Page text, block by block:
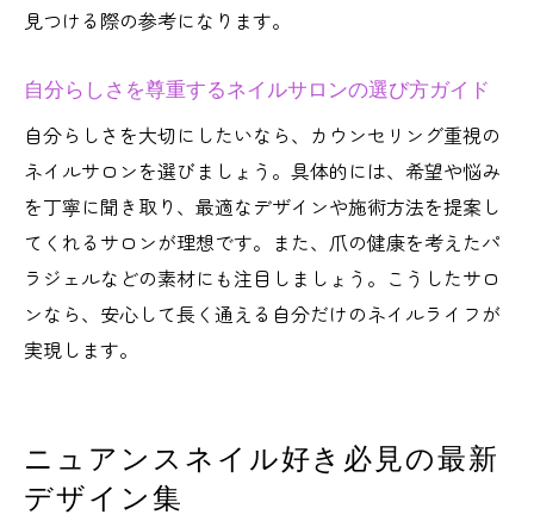
見つける際の参考になります。
自分らしさを尊重するネイルサロンの選び方ガイド
自分らしさを大切にしたいなら、カウンセリング重視の
ネイルサロンを選びましょう。具体的には、希望や悩み
を丁寧に聞き取り、最適なデザインや施術方法を提案し
てくれるサロンが理想です。また、爪の健康を考えたパ
ラジェルなどの素材にも注目しましょう。こうしたサロ
ンなら、安心して長く通える自分だけのネイルライフが
実現します。
ニュアンスネイル好き必見の最新
デザイン集